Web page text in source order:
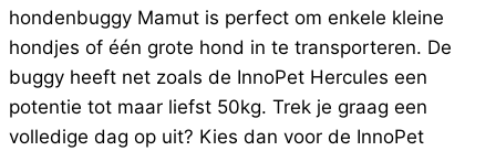
hondenbuggy Mamut is perfect om enkele kleine
hondjes of één grote hond in te transporteren. De
buggy heeft net zoals de InnoPet Hercules een
potentie tot maar liefst 50kg. Trek je graag een
volledige dag op uit? Kies dan voor de InnoPet